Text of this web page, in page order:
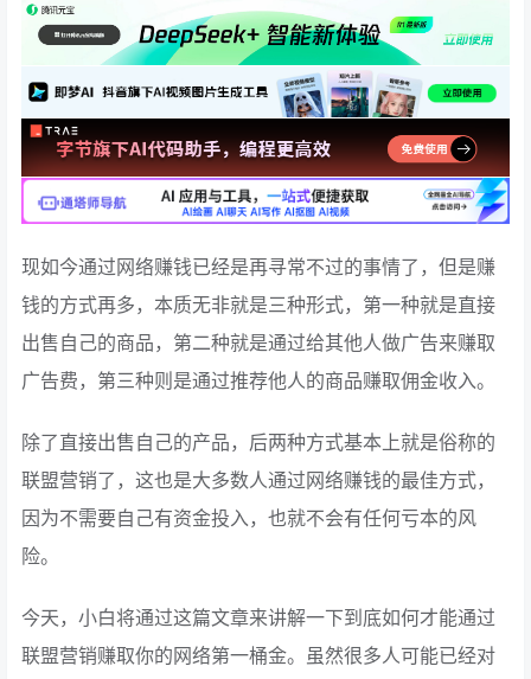
现如今通过网络赚钱已经是再寻常不过的事情了，但是赚
钱的方式再多，本质无非就是三种形式，第一种就是直接
出售自己的商品，第二种就是通过给其他人做广告来赚取
广告费，第三种则是通过推荐他人的商品赚取佣金收入。
除了直接出售自己的产品，后两种方式基本上就是俗称的
联盟营销了，这也是大多数人通过网络赚钱的最佳方式，
因为不需要自己有资金投入，也就不会有任何亏本的风
险。
今天，小白将通过这篇文章来讲解一下到底如何才能通过
联盟营销赚取你的网络第一桶金。虽然很多人可能已经对